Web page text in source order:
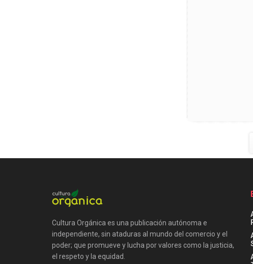
Cultura Orgánica es una publicación autónoma e
independiente, sin ataduras al mundo del comercio y el
poder; que promueve y lucha por valores como la justicia,
el respeto y la equidad.